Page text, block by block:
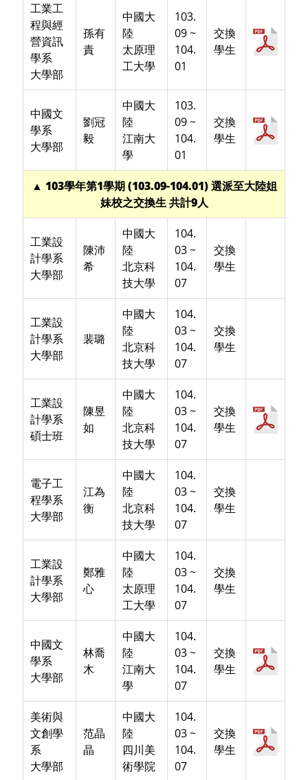
工業工
程與經
營資訊
學系
大學部
孫有
責
中國大
陸
太原理
工大學
103.
09 ~
104.
01
交換
學生
中國文
學系
大學部
劉冠
毅
中國大
陸
江南大
學
103.
09 ~
104.
01
交換
學生
▲ 103學年第1學期 (103.09-104.01) 選派至大陸姐
妹校之交換生 共計9人
工業設
計學系
大學部
陳沛
希
中國大
陸
北京科
技大學
104.
03 ~
104.
07
交換
學生
工業設
計學系
大學部
裴璐
中國大
陸
北京科
技大學
104.
03 ~
104.
07
交換
學生
工業設
計學系
碩士班
陳昱
如
中國大
陸
北京科
技大學
104.
03 ~
104.
07
交換
學生
電子工
程學系
大學部
江為
衡
中國大
陸
北京科
技大學
104.
03 ~
104.
07
交換
學生
工業設
計學系
大學部
鄭雅
心
中國大
陸
太原理
工大學
104.
03 ~
104.
07
交換
學生
中國文
學系
大學部
林喬
木
中國大
陸
江南大
學
104.
03 ~
104.
07
交換
學生
美術與
文創學
系
大學部
范晶
晶
中國大
陸
四川美
術學院
104.
03 ~
104.
07
交換
學生